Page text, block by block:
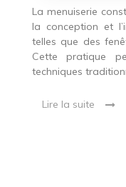
La menuiserie
la conception et
telles que des
Cette pratique
techniques
Lire la suite